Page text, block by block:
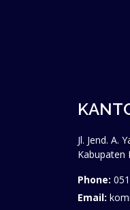
Jl. Jend. A.
Kabupaten
Phone:
Email: